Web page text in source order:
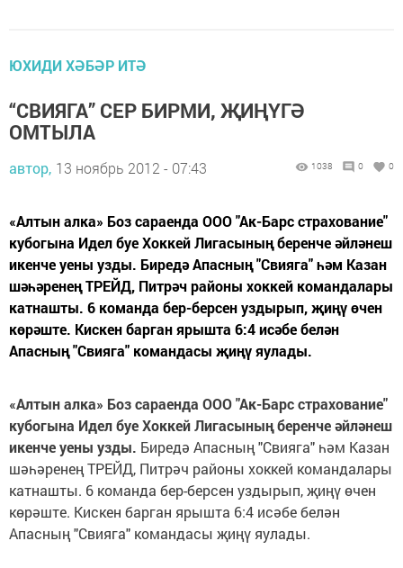
ЮХИДИ ХӘБӘР ИТӘ
“СВИЯГА” СЕР БИРМИ, ҖИҢҮГӘ
ОМТЫЛА
автор, 13 ноябрь 2012 - 07:43 1038 0 0
«Алтын алка» Боз сараенда ООО "Ак-Барс страхование"
кубогына Идел буе Хоккей Лигасының беренче әйләнеш
икенче уены узды. Биредә Апасның "Свияга" һәм Казан
шәһәренең ТРЕЙД, Питрәч районы хоккей командалары
катнашты. 6 команда бер-берсен уздырып, җиңү өчен
көрәште. Кискен барган ярышта 6:4 исәбе белән
Апасның "Свияга" командасы җиңү яулады.
«Алтын алка» Боз сараенда ООО "Ак-Барс страхование"
кубогына Идел буе Хоккей Лигасыныңберенчеәйләнеш
икенче уены узды. Биредә Апасның "Свияга" һәм Казан
шәһәренең ТРЕЙД, Питрәч районы хоккей командалары
катнашты. 6 команда бер-берсен уздырып, җиңү өчен
көрәште. Кискен барган ярышта 6:4 исәбе белән
Апасның "Свияга" командасы җиңү яулады.